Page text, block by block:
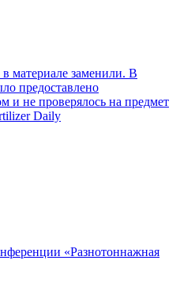
материале заменили. В
предоставлено
и не проверялось на предмет
Daily
«Разнотоннажная